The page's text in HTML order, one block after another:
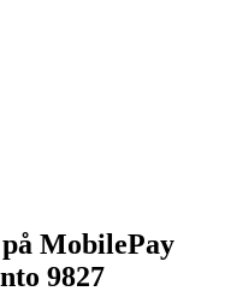
på MobilePay
9827